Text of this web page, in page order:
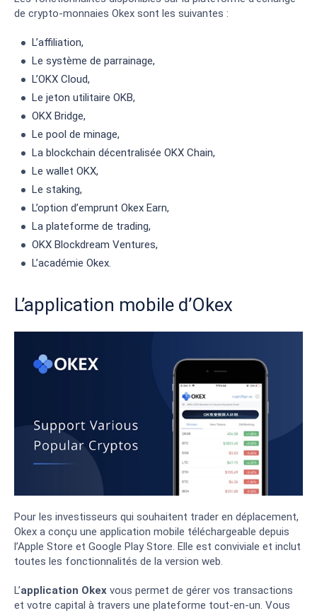
de crypto-monnaies Okex sont les suivantes :
L’affiliation,
Le système de parrainage,
L’OKX Cloud,
Le jeton utilitaire OKB,
OKX Bridge,
Le pool de minage,
La blockchain décentralisée OKX Chain,
Le wallet OKX,
Le staking,
L’option d’emprunt Okex Earn,
La plateforme de trading,
OKX Blockdream Ventures,
L’académie Okex.
L’application mobile d’Okex
Pour les investisseurs qui souhaitent trader en déplacement,
Okex a conçu une application mobile téléchargeable depuis
l’Apple Store et Google Play Store. Elle est conviviale et inclut
toutes les fonctionnalités de la version web.
L’application Okex vous permet de gérer vos transactions
et votre capital à travers une plateforme tout-en-un. Vous